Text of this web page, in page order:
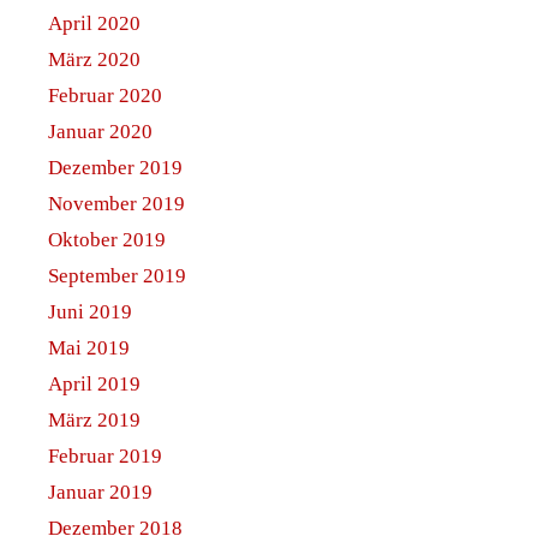
April 2020
März 2020
Februar 2020
Januar 2020
Dezember 2019
November 2019
Oktober 2019
September 2019
Juni 2019
Mai 2019
April 2019
März 2019
Februar 2019
Januar 2019
Dezember 2018